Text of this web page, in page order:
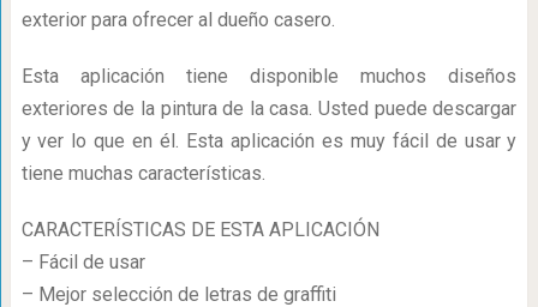
exterior para ofrecer al dueño casero.
Esta aplicación tiene disponible muchos diseños
exteriores de la pintura de la casa. Usted puede descargar
y ver lo que en él. Esta aplicación es muy fácil de usar y
tiene muchas características.
CARACTERÍSTICAS DE ESTA APLICACIÓN
– Fácil de usar
– Mejor selección de letras de graffiti